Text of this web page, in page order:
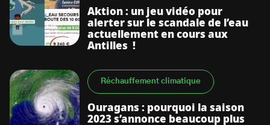
Aktion : un jeu vidéo pour
alerter sur le scandale de l’eau
actuellement en cours aux
Antilles !
Réchauffement climatique
Ouragans : pourquoi la saison
2023 s’annonce beaucoup plus